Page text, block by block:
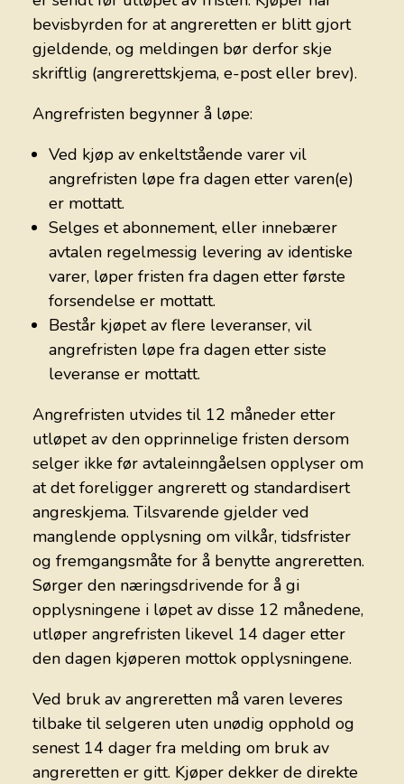
bevisbyrden for at angreretten er blitt gjort
gjeldende, og meldingen bør derfor skje
skriftlig (angrerettskjema, e-post eller brev).
Angrefristen begynner å løpe:
Ved kjøp av enkeltstående varer vil
angrefristen løpe fra dagen etter varen(e)
er mottatt.
Selges et abonnement, eller innebærer
avtalen regelmessig levering av identiske
varer, løper fristen fra dagen etter første
forsendelse er mottatt.
Består kjøpet av flere leveranser, vil
angrefristen løpe fra dagen etter siste
leveranse er mottatt.
Angrefristen utvides til 12 måneder etter
utløpet av den opprinnelige fristen dersom
selger ikke før avtaleinngåelsen opplyser om
at det foreligger angrerett og standardisert
angreskjema. Tilsvarende gjelder ved
manglende opplysning om vilkår, tidsfrister
og fremgangsmåte for å benytte angreretten.
Sørger den næringsdrivende for å gi
opplysningene i løpet av disse 12 månedene,
utløper angrefristen likevel 14 dager etter
den dagen kjøperen mottok opplysningene.
Ved bruk av angreretten må varen leveres
tilbake til selgeren uten unødig opphold og
senest 14 dager fra melding om bruk av
angreretten er gitt. Kjøper dekker de direkte